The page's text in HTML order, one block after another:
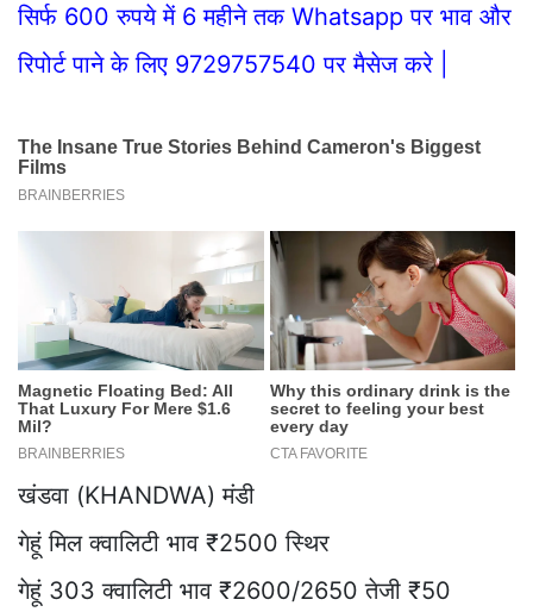
सिर्फ 600 रुपये में 6 महीने तक Whatsapp पर भाव और
रिपोर्ट पाने के लिए 9729757540 पर मैसेज करे |
खंडवा (KHANDWA) मंडी
गेहूं मिल क्वालिटी भाव ₹2500 स्थिर
गेहूं 303 क्वालिटी भाव ₹2600/2650 तेजी ₹50